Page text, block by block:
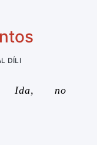
DÍLI
Ida, no